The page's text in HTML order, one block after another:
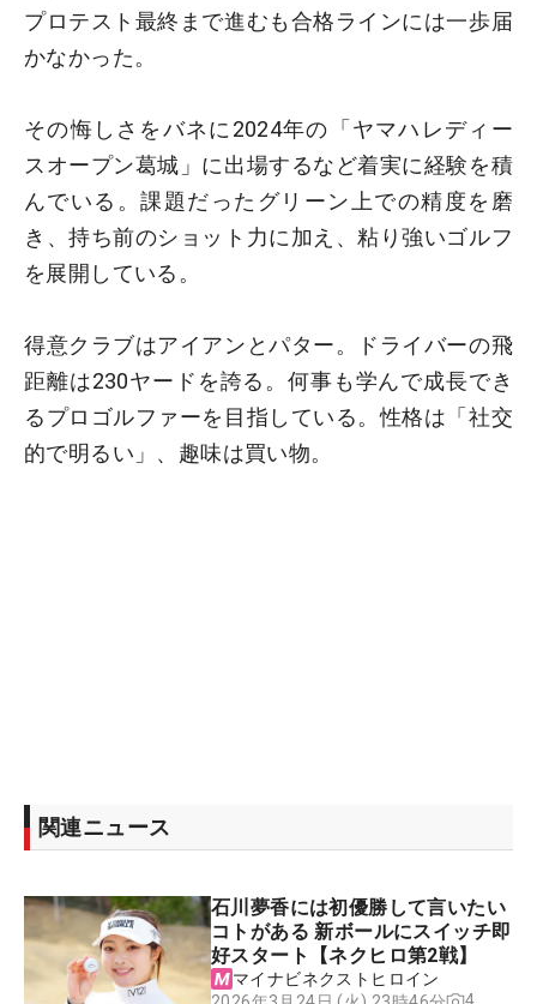
プロテスト最終まで進むも合格ラインには一歩届
かなかった。
その悔しさをバネに2024年の「ヤマハレディー
スオープン葛城」に出場するなど着実に経験を積
んでいる。課題だったグリーン上での精度を磨
き、持ち前のショット力に加え、粘り強いゴルフ
を展開している。
得意クラブはアイアンとパター。ドライバーの飛
距離は230ヤードを誇る。何事も学んで成長でき
るプロゴルファーを目指している。性格は「社交
的で明るい」、趣味は買い物。
関連ニュース
石川夢香には初優勝して言いたい
コトがある 新ボールにスイッチ即
好スタート【ネクヒロ第2戦】
マイナビネクストヒロイン